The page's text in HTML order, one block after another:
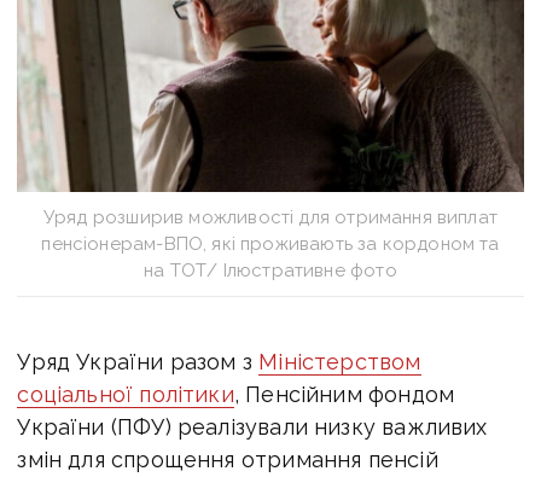
Уряд розширив можливості для отримання виплат
пенсіонерам-ВПО, які проживають за кордоном та
на ТОТ/ Ілюстративне фото
Уряд України разом з Міністерством
соціальної політики, Пенсійним фондом
України (ПФУ) реалізували низку важливих
змін для спрощення отримання пенсій